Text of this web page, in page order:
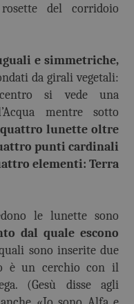
del corridoio
e simmetriche,
da girali vegetali:
si vede una
mentre sotto
lunette oltre
punti cardinali
elementi: Terra
le lunette sono
dal quale escono
sono inserite due
è un cerchio con il
(Gesù disse agli